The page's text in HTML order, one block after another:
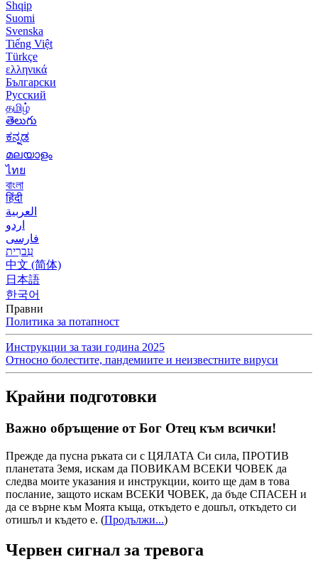
Shqip
Suomi
Svenska
Tiếng Việt
Türkçe
ελληνικά
Български
Русский
தமிழ்
తెలుగు
ಕನ್ನಡ
മലയാളം
ไทย
বাংলা
हिंदी
العربية
اردو
فارسی
עִברִית
中文 (简体)
日本語
한국어
Правни
Политика за потапност
Инструкции за тази година 2025
Относно болестите, пандемиите и неизвестните вируси
Крайни подготовки
Важно обръщение от Бог Отец към всички!
Прежде да пусна ръката си с ЦЯЛАТА Си сила, ПРОТИВ
планетата Земя, искам да ПОВИКАМ ВСЕКИ ЧОВЕК да
следва моите указания и инструкции, които ще дам в това
послание, защото искам ВСЕКИ ЧОВЕК, да бъде СПАСЕН и
да се върне към Моята къща, откъдето е дошъл, откъдето си
отишъл и където е. (Продължи...)
Червен сигнал за тревога